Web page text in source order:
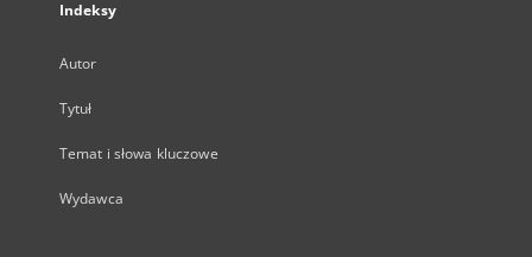
Indeksy
Autor
Tytuł
Temat i słowa kluczowe
Wydawca